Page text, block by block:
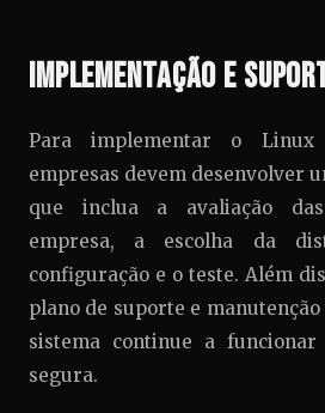
Implementação e
Para implementar o Linux
empresas devem desenvolver
que inclua a avaliação
empresa, a escolha da
configuração e o teste. Além
plano de suporte e
sistema continue a
segura.